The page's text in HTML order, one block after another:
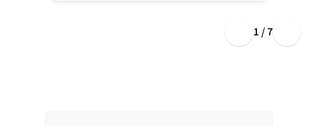
1 / 7